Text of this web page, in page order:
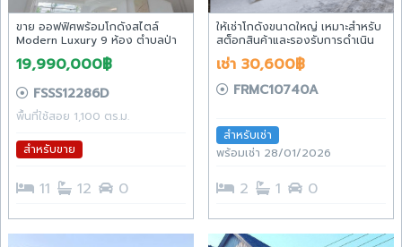
ขาย ออฟฟิศพร้อมโกดังสไตล์
Modern Luxury 9 ห้อง ตำบลป่า
ไผ่ อำเภอสันทราย เชียงใหม่ ใกล้
ถนนวงแหวนรอบที่ 4
19,990,000฿
FSSS12286D
พื้นที่ใช้สอย 1,100 ตร.ม.
สำหรับขาย
11 12 0
ให้เช่าโกดังขนาดใหญ่ เหมาะสำหรับ
สต็อกสินค้าและรองรับการดำเนิน
ธุรกิจอย่างมีประสิทธิภาพ
เช่า 30,600฿
FRMC10740A
สำหรับเช่า
พร้อมเช่า 28/01/2026
2 1 0